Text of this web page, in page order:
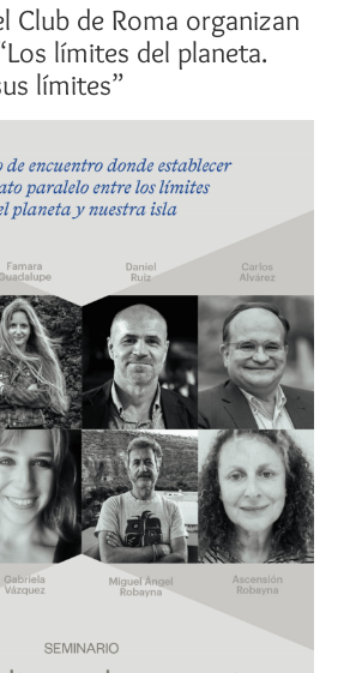
Club de Roma organizan
límites del planeta.
límites”